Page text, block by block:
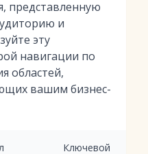
представленную
и
эту
навигации по
областей,
вашим бизнес-
Ключевой